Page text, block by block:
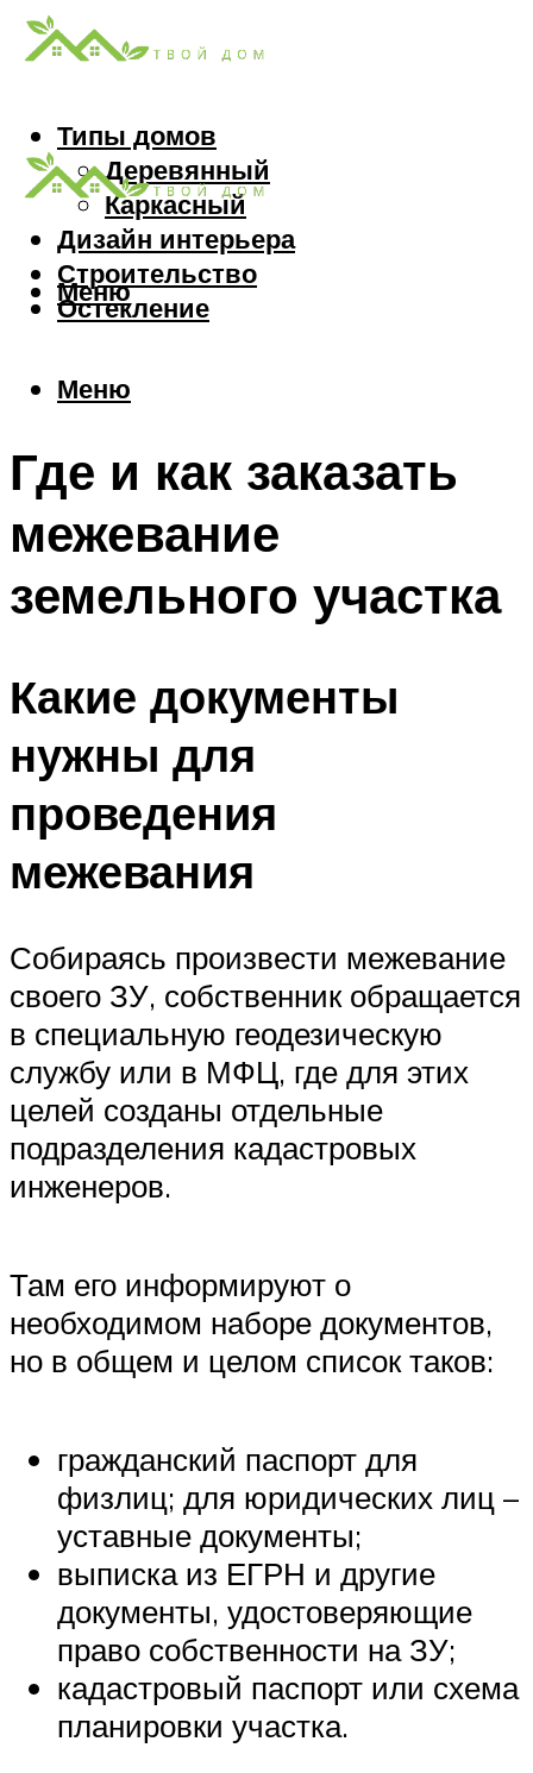
Типы домов
Деревянный
Каркасный
Дизайн интерьера
Строительство
Остекление
Меню
Меню
Где и как заказать
межевание
земельного участка
Какие документы
нужны для
проведения
межевания
Собираясь произвести межевание
своего ЗУ, собственник обращается
в специальную геодезическую
службу или в МФЦ, где для этих
целей созданы отдельные
подразделения кадастровых
инженеров.
Там его информируют о
необходимом наборе документов,
но в общем и целом список таков:
гражданский паспорт для
физлиц; для юридических лиц –
уставные документы;
выписка из ЕГРН и другие
документы, удостоверяющие
право собственности на ЗУ;
кадастровый паспорт или схема
планировки участка.